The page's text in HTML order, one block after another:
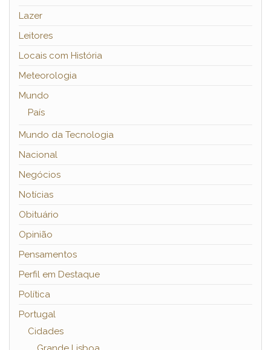
Lazer
Leitores
Locais com História
Meteorologia
Mundo
País
Mundo da Tecnologia
Nacional
Negócios
Notícias
Obituário
Opinião
Pensamentos
Perfil em Destaque
Política
Portugal
Cidades